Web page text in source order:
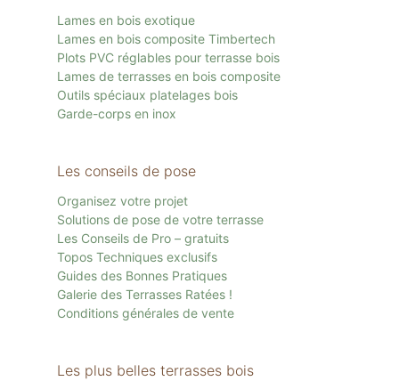
Lames en bois exotique
Lames en bois composite Timbertech
Plots PVC réglables pour terrasse bois
Lames de terrasses en bois composite
Outils spéciaux platelages bois
Garde-corps en inox
Les conseils de pose
Organisez votre projet
Solutions de pose de votre terrasse
Les Conseils de Pro – gratuits
Topos Techniques exclusifs
Guides des Bonnes Pratiques
Galerie des Terrasses Ratées !
Conditions générales de vente
Les plus belles terrasses bois